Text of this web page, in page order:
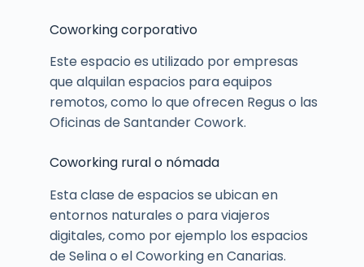
Coworking corporativo
Este espacio es utilizado por empresas
que alquilan espacios para equipos
remotos, como lo que ofrecen Regus o las
Oficinas de Santander Cowork.
Coworking rural o nómada
Esta clase de espacios se ubican en
entornos naturales o para viajeros
digitales, como por ejemplo los espacios
de Selina o el Coworking en Canarias.